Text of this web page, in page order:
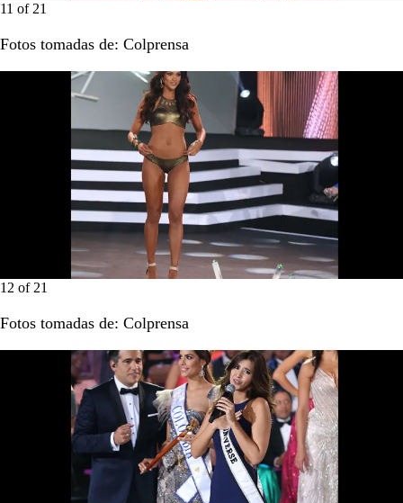
11 of21
Fotos tomadas de: Colprensa
12 of 21
Fotos tomadas de: Colprensa